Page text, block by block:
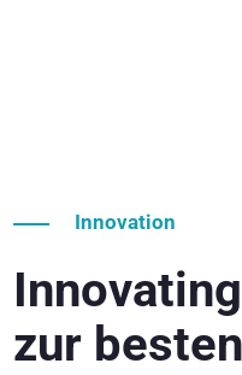
Innovation
zur